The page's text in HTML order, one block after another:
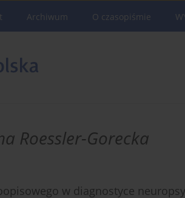
Archiwum O czasopiśmie
Roessler-Gorecka
w diagnostyce